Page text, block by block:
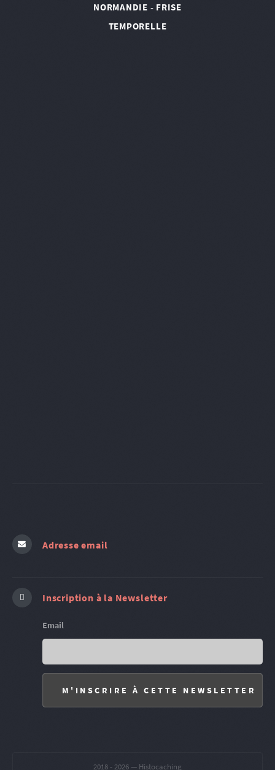
NORMANDIE - FRISE
TEMPORELLE
Adresse email
Inscription à la Newsletter
Email
2018 - 2026 — Histocaching